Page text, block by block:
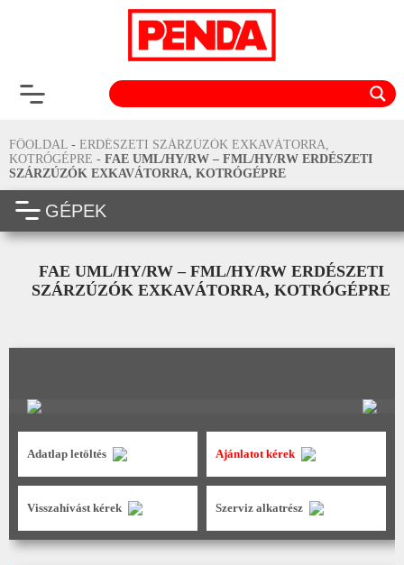
FŐOLDAL - ERDÉSZETI SZÁRZÚZÓK EXKAVÁTORRA,
KOTRÓGÉPRE - FAE UML/HY/RW – FML/HY/RW ERDÉSZETI
SZÁRZÚZÓK EXKAVÁTORRA, KOTRÓGÉPRE
GÉPEK
FAE UML/HY/RW – FML/HY/RW ERDÉSZETI
SZÁRZÚZÓK EXKAVÁTORRA, KOTRÓGÉPRE
Adatlap letöltés Ajánlatot kérek
Visszahívást kérek Szerviz alkatrész